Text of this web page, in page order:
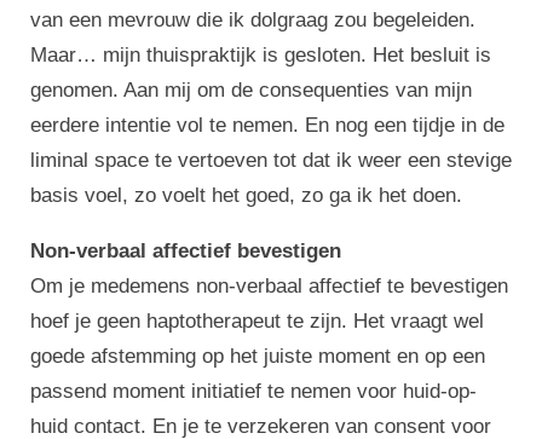
van een mevrouw die ik dolgraag zou begeleiden.
Maar… mijn thuispraktijk is gesloten. Het besluit is
genomen. Aan mij om de consequenties van mijn
eerdere intentie vol te nemen. En nog een tijdje in de
liminal space te vertoeven tot dat ik weer een stevige
basis voel, zo voelt het goed, zo ga ik het doen.
Non-verbaal affectief bevestigen
Om je medemens non-verbaal affectief te bevestigen
hoef je geen haptotherapeut te zijn. Het vraagt wel
goede afstemming op het juiste moment en op een
passend moment initiatief te nemen voor huid-op-
huid contact. En je te verzekeren van consent voor